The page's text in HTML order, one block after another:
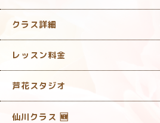
クラス詳細
レッスン料金
芦花スタジオ
仙川クラス 🆕